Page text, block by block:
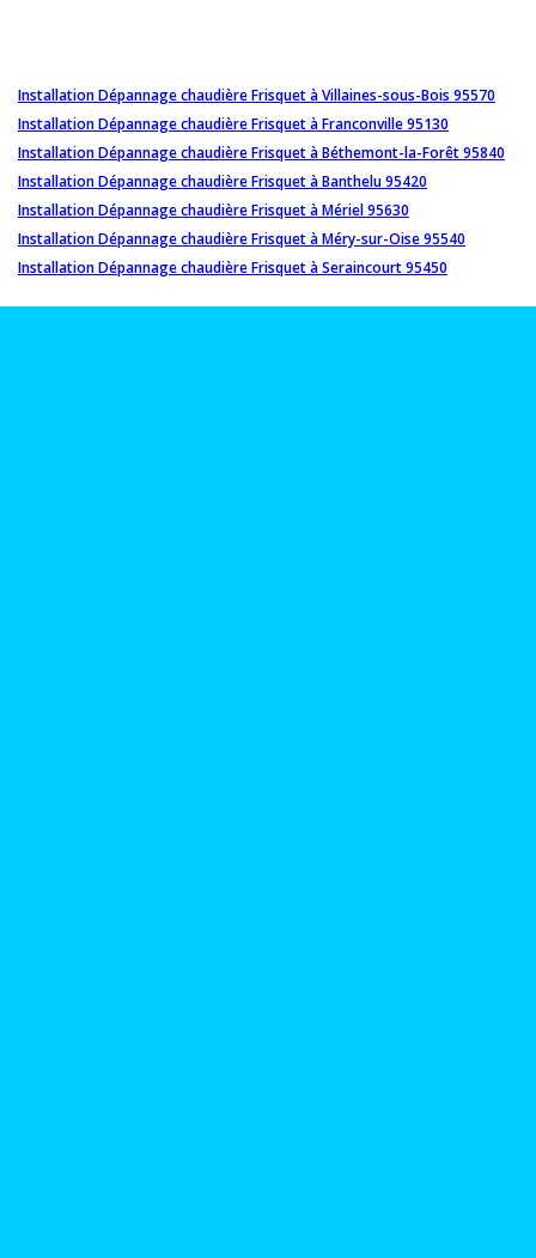
Installation Dépannage chaudière Frisquet à Villaines-sous-Bois 95570
Installation Dépannage chaudière Frisquet à Franconville 95130
Installation Dépannage chaudière Frisquet à Béthemont-la-Forêt 95840
Installation Dépannage chaudière Frisquet à Banthelu 95420
Installation Dépannage chaudière Frisquet à Mériel 95630
Installation Dépannage chaudière Frisquet à Méry-sur-Oise 95540
Installation Dépannage chaudière Frisquet à Seraincourt 95450